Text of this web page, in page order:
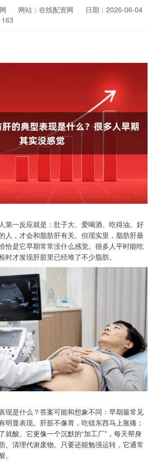
网站：在线配资网
日期：2026-06-04
第一反应就是：肚子大、爱喝酒、吃得油。好
人，才会和脂肪肝有关。但现实里，脂肪肝最
恰是它早期常常没什么感觉。很多人平时能吃
时才发现肝脏里已经堆了不少脂肪。
现是什么？答案可能和想象不同：早期最常见
明显表现。肝脏不像胃，吃错东西马上胀痛；
就酸。它更像一个沉默的“加工厂”，每天帮身
、清理代谢废物。只要还能勉强运转，它通常